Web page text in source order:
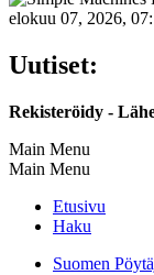
elokuu 07, 2026,
Uutiset:
Rekisteröidy -
Main Menu
Main Menu
Etusivu
Haku
Suomen